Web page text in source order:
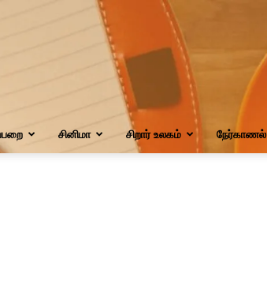
சினிமா சிறார் உலகம் நேர்காணல்